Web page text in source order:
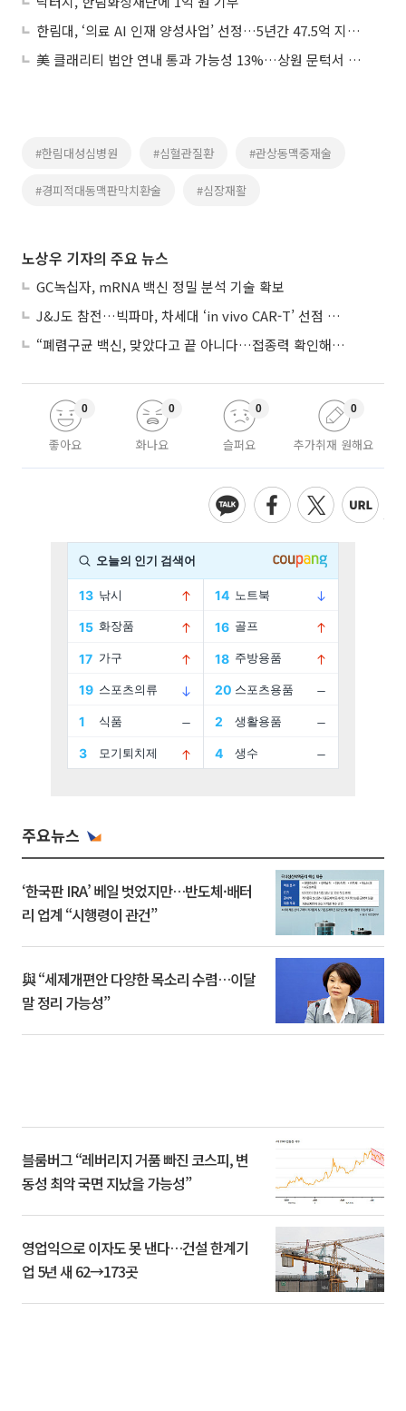
한림대, ‘의료 AI 인재 양성사업’ 선정…5년간 47.5억 지원받는다
美 클래리티 법안 연내 통과 가능성 13%…상원 문턱서 제동
#한림대성심병원 #심혈관질환 #관상동맥중재술
#경피적대동맥판막치환술 #심장재활
노상우 기자의 주요 뉴스
GC녹십자, mRNA 백신 정밀 분석 기술 확보
J&J도 참전…빅파마, 차세대 ‘in vivo CAR-T’ 선점 경쟁 본격화
“폐렴구균 백신, 맞았다고 끝 아니다…접종력 확인해야”
좋아요
0
화나요
0
슬퍼요
0
추가취재 원해요
0
주요뉴스
‘한국판 IRA’ 베일 벗었지만…반도체·배터
리 업계 “시행령이 관건”
與 “세제개편안 다양한 목소리 수렴…이달
말 정리 가능성”
블룸버그 “레버리지 거품 빠진 코스피, 변
동성 최악 국면 지났을 가능성”
영업익으로 이자도 못 낸다…건설 한계기
업 5년 새 62→173곳